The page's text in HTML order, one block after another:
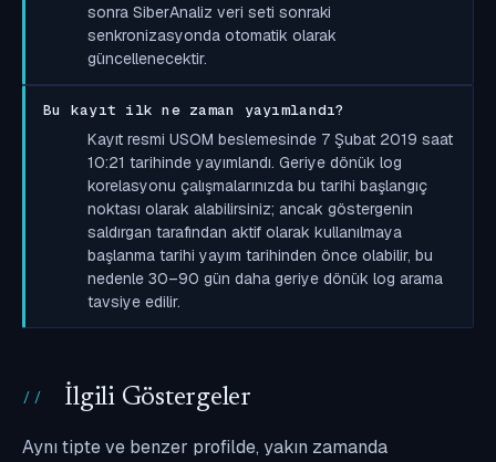
sonra SiberAnaliz veri seti sonraki
senkronizasyonda otomatik olarak
güncellenecektir.
Bu kayıt ilk ne zaman yayımlandı?
Kayıt resmi USOM beslemesinde 7 Şubat 2019 saat
10:21 tarihinde yayımlandı. Geriye dönük log
korelasyonu çalışmalarınızda bu tarihi başlangıç
noktası olarak alabilirsiniz; ancak göstergenin
saldırgan tarafından aktif olarak kullanılmaya
başlanma tarihi yayım tarihinden önce olabilir, bu
nedenle 30–90 gün daha geriye dönük log arama
tavsiye edilir.
İlgili Göstergeler
Aynı tipte ve benzer profilde, yakın zamanda